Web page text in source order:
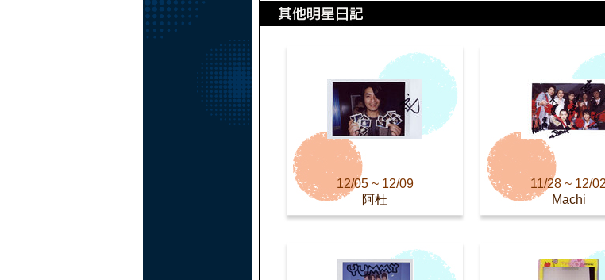
12/05 ~ 12/09
阿杜
11/28 ~ 12/02
Machi